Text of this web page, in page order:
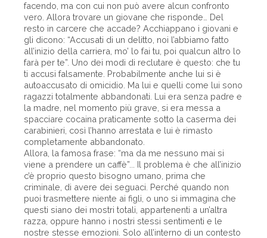
facendo, ma con cui non può avere alcun confronto
vero. Allora trovare un giovane che risponde… Del
resto in carcere che accade? Acchiappano i giovani e
gli dicono: “Accusati di un delitto, noi l’abbiamo fatto
all’inizio della carriera, mo’ lo fai tu, poi qualcun altro lo
farà per te”. Uno dei modi di reclutare è questo: che tu
ti accusi falsamente. Probabilmente anche lui si è
autoaccusato di omicidio. Ma lui e quelli come lui sono
ragazzi totalmente abbandonati. Lui era senza padre e
la madre, nel momento più grave, si era messa a
spacciare cocaina praticamente sotto la caserma dei
carabinieri, così l’hanno arrestata e lui è rimasto
completamente abbandonato.
Allora, la famosa frase: “ma da me nessuno mai si
viene a prendere un caffè”... Il problema è che all’inizio
c’è proprio questo bisogno umano, prima che
criminale, di avere dei seguaci. Perché quando non
puoi trasmettere niente ai figli, o uno si immagina che
questi siano dei mostri totali, appartenenti a un’altra
razza, oppure hanno i nostri stessi sentimenti e le
nostre stesse emozioni. Solo all’interno di un contesto